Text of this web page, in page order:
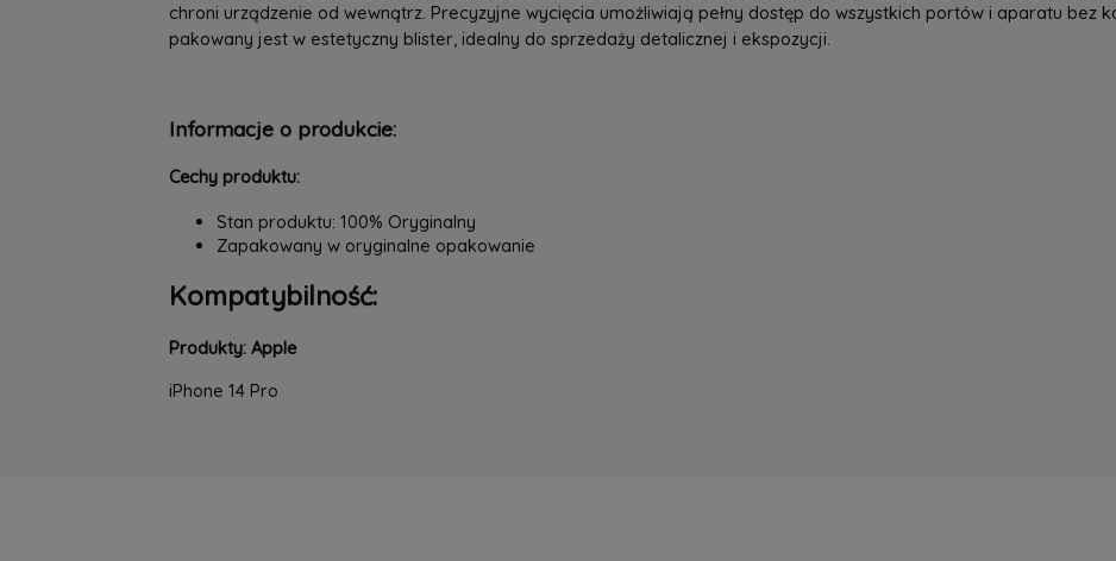
chroni urządzenie od wewnątrz. Precyzyjne wycięcia umożliwiają pełny dostęp do wszystkich portów i aparatu bez
pakowany jest w estetyczny blister, idealny do sprzedaży detalicznej i ekspozycji.
Informacje o produkcie:
Cechy produktu:
Stan produktu: 100% Oryginalny
Zapakowany w oryginalne opakowanie
Kompatybilność:
Produkty: Apple
iPhone 14 Pro